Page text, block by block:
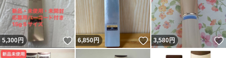
5,300円 いいね！
6,850円 いいね！
3,580円